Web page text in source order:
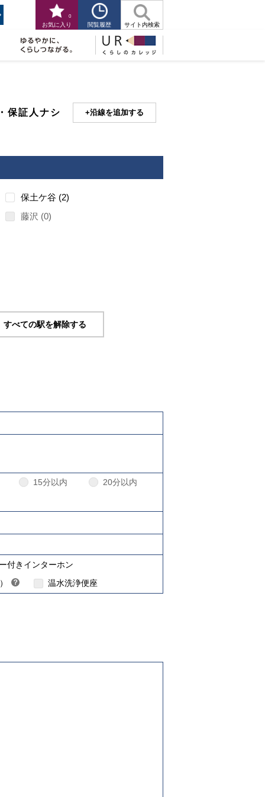
お気に入り
0
閲覧履歴 サイト内検索
保証人ナシ 沿線を追加する
保土ケ谷
2
藤沢 0
すべての駅を解除する
15分以内
20分以内
付きインターホン
？
ヒ
ーネット対応について
温水洗浄便座